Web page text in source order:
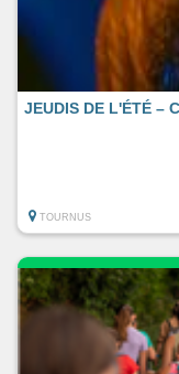
JEUDIS DE L'ÉTÉ –
TOURNUS